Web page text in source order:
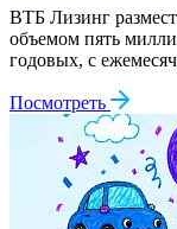
ВТБ Лизинг
объемом пять
годовых, с
Посмотреть